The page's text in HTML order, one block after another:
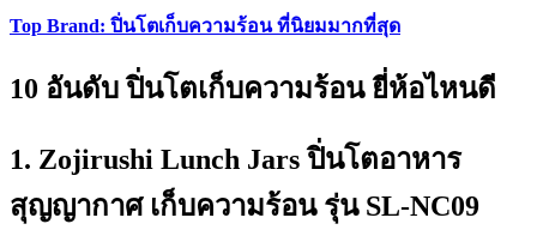
Top Brand: ปิ่นโตเก็บความร้อน ที่นิยมมากที่สุด
10 อันดับ ปิ่นโตเก็บความร้อน ยี่ห้อไหนดี
1. Zojirushi Lunch Jars ปิ่นโตอาหาร
สุญญากาศ เก็บความร้อน รุ่น SL-NC09